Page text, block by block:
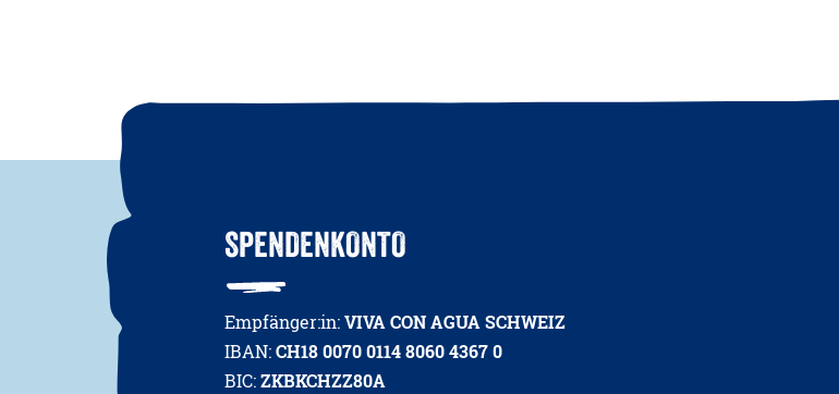
SPENDENKONTO
Empfänger:in:VIVA CON AGUA SCHWEIZ
IBAN:CH18 0070 0114 8060 4367 0
BIC:ZKBKCHZZ80A